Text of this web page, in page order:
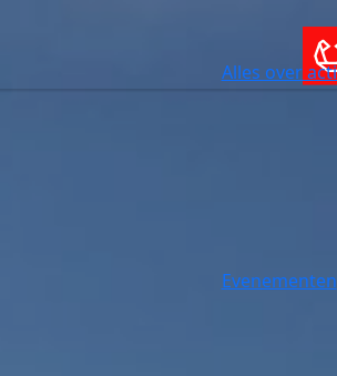
Alles over
Evenementen